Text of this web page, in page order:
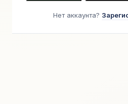
Нет аккаунта?